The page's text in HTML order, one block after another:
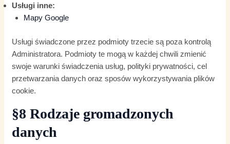
Usługi inne:
Mapy Google
Usługi świadczone przez podmioty trzecie są poza kontrolą
Administratora. Podmioty te mogą w każdej chwili zmienić
swoje warunki świadczenia usług, polityki prywatności, cel
przetwarzania danych oraz sposów wykorzystywania plików
cookie.
§8 Rodzaje gromadzonych
danych